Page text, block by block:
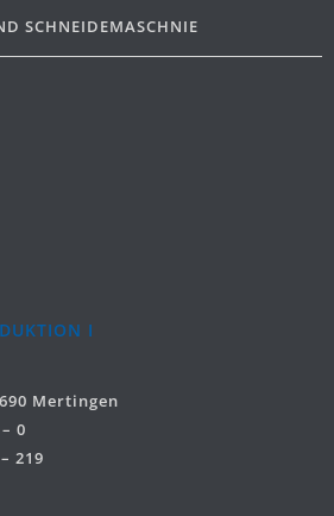
SCHNEIDEMASCHNIE
I
Mertingen
0
219